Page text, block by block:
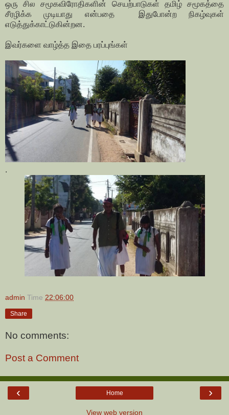
ஒரு சில சமூகவிரோதிகளின் செயற்பாடுகள் தமிழ் சமூகத்தை
சீரழிக்க முடியாது என்பதை இதுபோன்ற நிகழ்வுகள்
எடுத்துக்காட்டுகின்றன.
இவர்களை வாழ்த்த இதை பரப்புங்கள்
.
admin Time 22:06:00
Share
No comments:
Post a Comment
‹ ›
Home
View web version